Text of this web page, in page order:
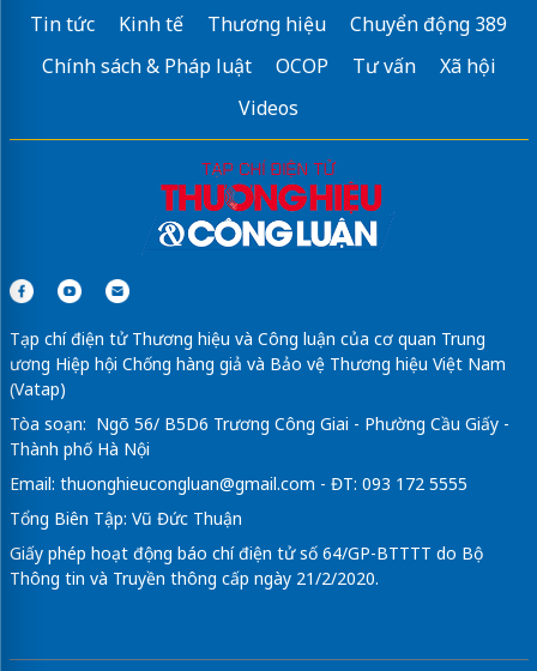
Tin tức Kinh tế Thương hiệu
Chuyển động 389
Chính sách & Pháp luật
OCOP Tư vấn
Xã hội
Videos
Tạp chí điện tử Thương hiệu và Công luận của cơ quan Trung
ương Hiệp hội Chống hàng giả và Bảo vệ Thương hiệu Việt Nam
(Vatap)
Tòa soạn: Ngõ 56/ B5D6 Trương Công Giai - Phường Cầu Giấy -
Thành phố Hà Nội
Email: thuonghieucongluan@gmail.com - ĐT: 093 172 5555
Tổng Biên Tập: Vũ Đức Thuận
Giấy phép hoạt động báo chí điện tử số 64/GP-BTTTT do Bộ
Thông tin và Truyền thông cấp ngày 21/2/2020.